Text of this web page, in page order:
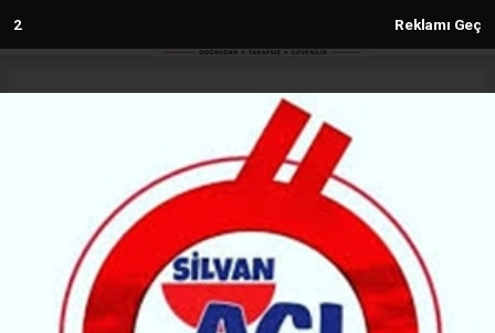
Nahit Eren: Görevin bana verilmesi
onurdur
DIYARBAKIR
(MH) - MALABADİ HABER | 25.05.2026 - 15:45, Güncelleme: 25.05.2026 - 15:45
82103+ kez okundu.